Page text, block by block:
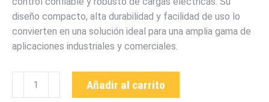
diseño compacto, alta durabilidad y facilidad de uso lo
convierten en una solución ideal para una amplia gama de
aplicaciones industriales y comerciales.
LC1D3210G6
Añadir al carrito